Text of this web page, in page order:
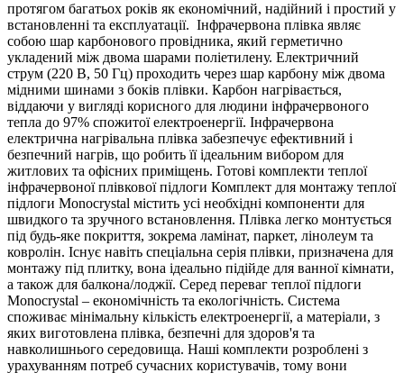
протягом багатьох років як економічний, надійний і простий у
встановленні та експлуатації. Інфрачервона плівка являє
собою шар карбонового провідника, який герметично
укладений між двома шарами поліетилену. Електричний
струм (220 В, 50 Гц) проходить через шар карбону між двома
мідними шинами з боків плівки. Карбон нагрівається,
віддаючи у вигляді корисного для людини інфрачервоного
тепла до 97% спожитої електроенергії. Інфрачервона
електрична нагрівальна плівка забезпечує ефективний і
безпечний нагрів, що робить її ідеальним вибором для
житлових та офісних приміщень. Готові комплекти теплої
інфрачервоної плівкової підлоги Комплект для монтажу теплої
підлоги Monocrystal містить усі необхідні компоненти для
швидкого та зручного встановлення. Плівка легко монтується
під будь-яке покриття, зокрема ламінат, паркет, лінолеум та
ковролін. Існує навіть спеціальна серія плівки, призначена для
монтажу під плитку, вона ідеально підійде для ванної кімнати,
а також для балкона/лоджії. Серед переваг теплої підлоги
Monocrystal – економічність та екологічність. Система
споживає мінімальну кількість електроенергії, а матеріали, з
яких виготовлена плівка, безпечні для здоров'я та
навколишнього середовища. Наші комплекти розроблені з
урахуванням потреб сучасних користувачів, тому вони